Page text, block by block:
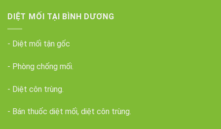
DIỆT MỐI TẠI BÌNH DƯƠNG
- Diệt mối tận gốc
- Phòng chống mối.
- Diệt côn trùng.
- Bán thuốc diệt mối, diệt côn trùng.